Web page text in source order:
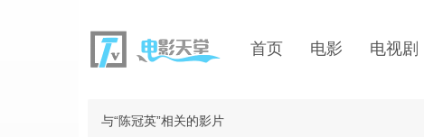
首页 电影 电视剧
与“陈冠英”相关的影片